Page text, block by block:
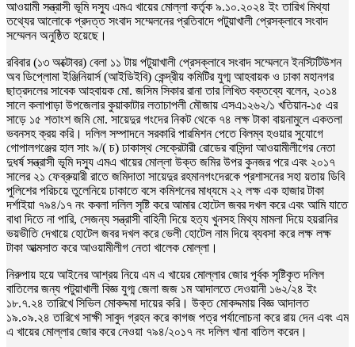
আওয়ামী সন্ত্রাসী ভূমি দস্যু এমএ খায়ের মোল্লা কর্তৃক ৯.১০.২০২৪ ইং তারিখ মিথ্যা
তথ্যের আলোকে প্রদত্ত সংবাদ সম্মেলনের প্রতিবাদে পটুয়াখালী প্রেসক্লাবে সংবাদ
সম্মেলন অনুষ্ঠিত হয়েছে।
রবিবার (১৩ অক্টোবর) বেলা ১১ টায় পটুয়াখালী প্রেসক্লাবে সংবাদ সম্মেলনে ইনস্টিটিউশন
অব ডিপ্লোমা ইঞ্জিনিয়ার্স (আইডিইবি) কেন্দ্রীয় কমিটির যুগ্ম আহবায়ক ও ঢাকা মহানগর
ছাত্রদলের সাবেক আহবায়ক মো. জসিম সিকার রানা তার লিখিত বক্তব্যে বলেন, ২০১৪
সালে কলাপাড়া উপজেলার কুয়াকাটার লতাচাপলী মৌজায় এসএ১২৬২/১ খতিয়ান-১৫ এর
সাড়ে ১৫ শতাংশ জমি মো. সায়েদুর গংদের নিকট থেকে ৭৪ লক্ষ টাকা বায়নামুলে একতলা
ভবনসহ ক্রয় করি। দলিল সম্পাদনে সরকারি পারমিশন পেতে বিলম্ব হওয়ার সুযোগে
গোপালগঞ্জের হাল সাং ৯/( চ) ঢাকাস্থ সেক্রেটারী রোডের বাসিন্দা আওয়ামীলীগের নেতা
দুধর্ষ সন্ত্রাসী ভূমি দস্যু এমএ খায়ের মোল্লা উক্ত জমির উপর কুনজর পরে এবং ২০১৭
সালের ২১ ফেব্রুয়ারী রাতে জমিদাতা সায়েদুর রহমানগংদেরকে প্রশাসনের সহা য়তায় ডিবি
পুলিশের পরিচয়ে তুলেনিয়ে ঢাকাতে বসে কমিশনের মাধ্যমে ২২ লক্ষ এক হাজার টাকা
দর্শাইয়া ৭৯৪/১৭ নং কবলা দলিল সৃষ্টি করে আমার হোটেল জবর দখল করে এবং আমি যাতে
বাধা দিতে না পারি, সেজন্য সন্ত্রাসী বাহিনী দিয়ে হত্য খুনসহ মিথ্য মামলা দিয়ে হয়রানির
ভয়ভীতি দেখায়ে হোটেল জবর দখল করে ভেলী হোটেল নাম দিয়ে ব্যবসা করে লক্ষ লক্ষ
টাকা আত্মসাত করে আওয়ামীলীগ নেতা খালেক মোল্লা।
নিরুপায় হয়ে আইনের আশ্রয় নিয়ে এম এ খায়ের মোল্লার জোর পূর্বক সৃষ্টিকৃত দলিল
বাতিলের জন্য পটুয়াখালী বিজ্ঞ যুগ্ম জেলা জজ ১ম আদালতে দেওয়ানী ১৬২/২৪ ইং
১৮.৭.২৪ তারিখে সিভিল মোকদ্দমা দায়ের করি। উক্ত মোকদ্দমায় বিজ্ঞ আদালত
১৯.০৯.২৪ তারিখে সাক্ষী সাবুদ গ্রহন করে কাগজ পত্র পর্যালোচনা করে রায় দেন এবং এম
এ খায়ের মোল্লার জোর করে নেওয়া ৭৯৪/২০১৭ নং দলিল খানা বাতিল করেন।